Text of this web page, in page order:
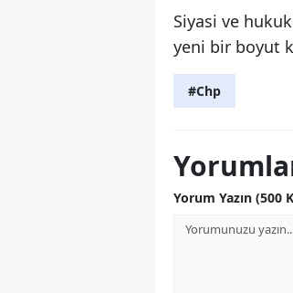
Siyasi ve
yeni bir boyut
#Chp
Yorum Yazın (500